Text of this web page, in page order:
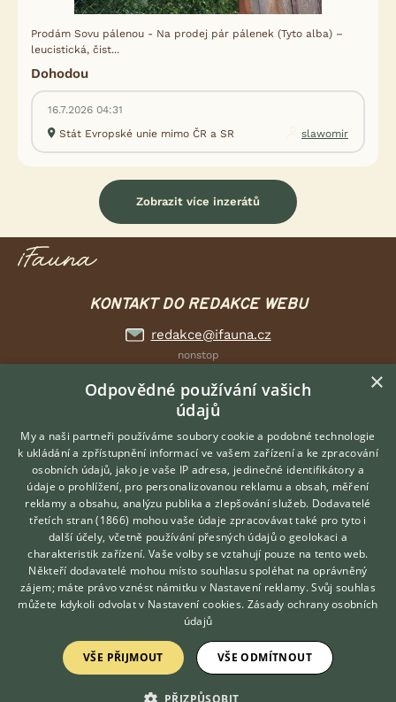
Prodám Sovu pálenou - Na prodej pár pálenek (Tyto alba) –
leucistická, čist...
Dohodou
16.7.2026 04:31
Stát Evropské unie mimo ČR a SR
slawomir
Zobrazit více inzerátů
KONTAKT DO REDAKCE WEBU
redakce@ifauna.cz
nonstop
DOMOVSKÁ STRÁNKA
INZERCE
DISKUSE
ATLAS
O nás
Kontakt
Možnosti zvýraznění inzerátů
Podmínky užití
Zpracování osobních údajů
Hledáte zvířecího kamaráda?
Zdarma vám poradí
VETERINÁŘ ONLINE
KONZULTOVAT S
VETERINÁŘEM
×
Odpovědné používání vašich
údajů
My a naši partneři používáme soubory cookie a podobné technologie
k ukládání a zpřístupnění informací ve vašem zařízení a ke zpracování
osobních údajů, jako je vaše IP adresa, jedinečné identifikátory a
údaje o prohlížení, pro personalizovanou reklamu a obsah, měření
reklamy a obsahu, analýzu publika a zlepšování služeb. Dodavatelé
třetích stran (1866) mohou vaše údaje zpracovávat také pro tyto i
další účely, včetně používání přesných údajů o geolokaci a
charakteristik zařízení. Vaše volby se vztahují pouze na tento web.
Někteří dodavatelé mohou místo souhlasu spoléhat na oprávněný
zájem; máte právo vznést námitku v Nastavení reklamy. Svůj souhlas
můžete kdykoli odvolat v Nastavení cookies. Zásady ochrany osobních
údajů
VŠE PŘIJMOUT VŠE ODMÍTNOUT
PŘIZPŮSOBIT